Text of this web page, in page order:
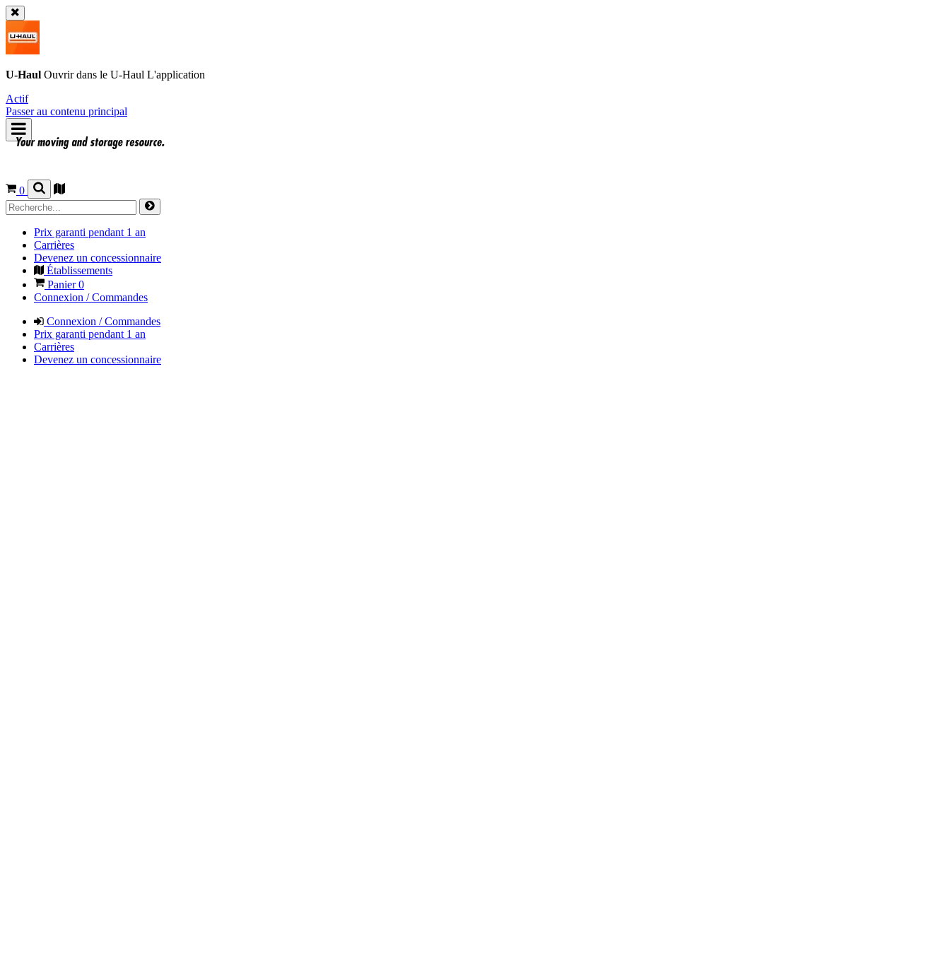
U-Haul Ouvrir dans le U-Haul L'application
Actif
Passer au contenu principal
0
Prix garanti pendant 1 an
Carrières
Devenez un concessionnaire
Établissements
Panier0
Connexion / Commandes
Connexion / Commandes
Prix garanti pendant 1 an
Carrières
Devenez un concessionnaire